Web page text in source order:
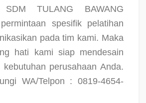
SDM TULANG BAWANG
spesifik pelatihan
pada tim kami. Maka
hati kami siap mendesain
perusahaan Anda.
WA/Telpon : 0819-4654-